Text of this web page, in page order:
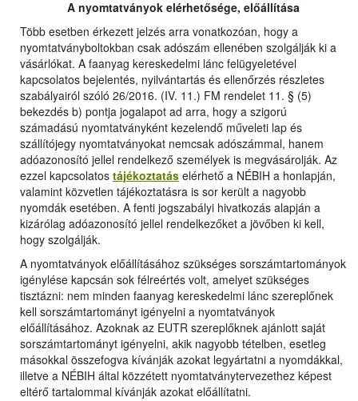
A nyomtatványok elérhetősége, előállítása
Több esetben érkezett jelzés arra vonatkozóan, hogy a
nyomtatványboltokban csak adószám ellenében szolgálják ki a
vásárlókat. A faanyag kereskedelmi lánc felügyeletével
kapcsolatos bejelentés, nyilvántartás és ellenőrzés részletes
szabályairól szóló 26/2016. (IV. 11.) FM rendelet 11. § (5)
bekezdés b) pontja jogalapot ad arra, hogy a szigorú
számadású nyomtatványként kezelendő műveleti lap és
szállítójegy nyomtatványokat nemcsak adószámmal, hanem
adóazonosító jellel rendelkező személyek is megvásárolják. Az
ezzel kapcsolatos tájékoztatás elérhető a NÉBIH a honlapján,
valamint közvetlen tájékoztatásra is sor került a nagyobb
nyomdák esetében. A fenti jogszabályi hivatkozás alapján a
kizárólag adóazonosító jellel rendelkezőket a jövőben ki kell,
hogy szolgálják.
A nyomtatványok előállításához szükséges sorszámtartományok
igénylése kapcsán sok félreértés volt, amelyet szükséges
tisztázni: nem minden faanyag kereskedelmi lánc szereplőnek
kell sorszámtartományt igényelni a nyomtatványok
előállításához. Azoknak az EUTR szereplőknek ajánlott saját
sorszámtartományt igényelni, akik nagyobb tételben, esetleg
másokkal összefogva kívánják azokat legyártatni a nyomdákkal,
illetve a NÉBIH által közzétett nyomtatványtervezethez képest
eltérő tartalommal kívánják azokat előállítatni.